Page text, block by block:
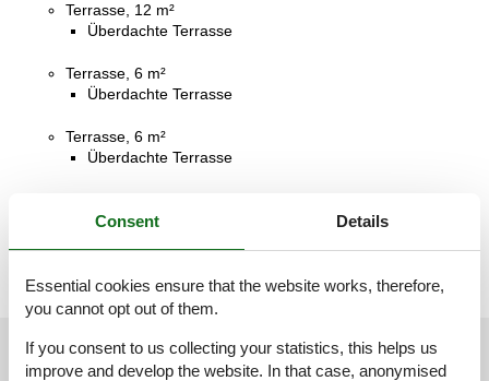
Terrasse, 12 m²
Überdachte Terrasse
Terrasse, 6 m²
Überdachte Terrasse
Terrasse, 6 m²
Überdachte Terrasse
Offene Terrasse
External reviews Our guest reviewsExternal reviews
Consent Details
Essential cookies ensure that the website works, therefore,
you cannot opt out of them.
If you consent to us collecting your statistics, this helps us
improve and develop the website. In that case, anonymised